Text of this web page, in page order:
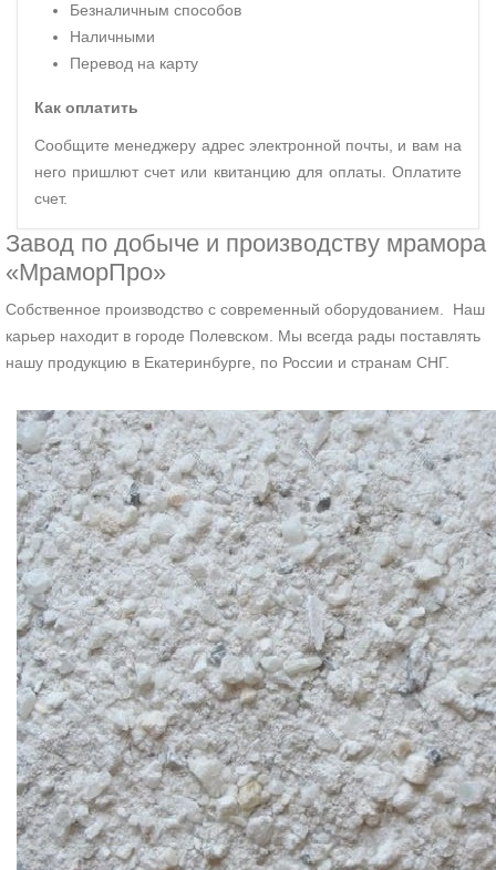
Безналичным способов
Наличными
Перевод на карту
Как оплатить
Сообщите менеджеру адрес электронной почты, и вам на
него пришлют счет или квитанцию для оплаты. Оплатите
счет.
Завод по добыче и производству мрамора
«МраморПро»
Собственное производство с современный оборудованием. Наш
карьер находит в городе Полевском. Мы всегда рады поставлять
нашу продукцию в Екатеринбурге, по России и странам СНГ.